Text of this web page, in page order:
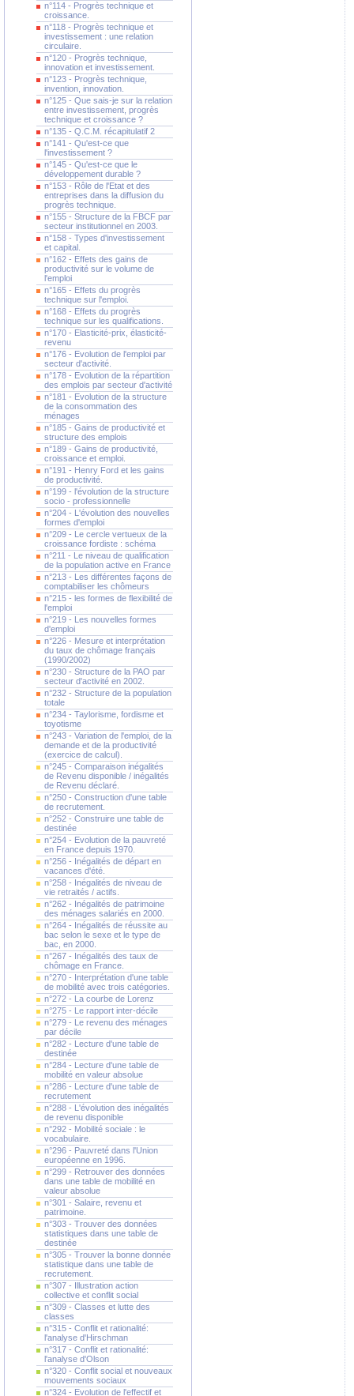
n°114 - Progrès technique et
croissance.
n°118 - Progrès technique et
investissement : une relation
circulaire.
n°120 - Progrès technique,
innovation et investissement.
n°123 - Progrès technique,
invention, innovation.
n°125 - Que sais-je sur la relation
entre investissement, progrès
technique et croissance ?
n°135 - Q.C.M. récapitulatif 2
n°141 - Qu'est-ce que
l'investissement ?
n°145 - Qu'est-ce que le
développement durable ?
n°153 - Rôle de l'Etat et des
entreprises dans la diffusion du
progrès technique.
n°155 - Structure de la FBCF par
secteur institutionnel en 2003.
n°158 - Types d'investissement
et capital.
n°162 - Effets des gains de
productivité sur le volume de
l'emploi
n°165 - Effets du progrès
technique sur l'emploi.
n°168 - Effets du progrès
technique sur les qualifications.
n°170 - Elasticité-prix, élasticité-
revenu
n°176 - Evolution de l'emploi par
secteur d'activité.
n°178 - Evolution de la répartition
des emplois par secteur d'activité
n°181 - Evolution de la structure
de la consommation des
ménages
n°185 - Gains de productivité et
structure des emplois
n°189 - Gains de productivité,
croissance et emploi.
n°191 - Henry Ford et les gains
de productivité.
n°199 - l'évolution de la structure
socio - professionnelle
n°204 - L'évolution des nouvelles
formes d'emploi
n°209 - Le cercle vertueux de la
croissance fordiste : schéma
n°211 - Le niveau de qualification
de la population active en France
n°213 - Les différentes façons de
comptabiliser les chômeurs
n°215 - les formes de flexibilité de
l'emploi
n°219 - Les nouvelles formes
d'emploi
n°226 - Mesure et interprétation
du taux de chômage français
(1990/2002)
n°230 - Structure de la PAO par
secteur d'activité en 2002.
n°232 - Structure de la population
totale
n°234 - Taylorisme, fordisme et
toyotisme
n°243 - Variation de l'emploi, de la
demande et de la productivité
(exercice de calcul).
n°245 - Comparaison inégalités
de Revenu disponible / inégalités
de Revenu déclaré.
n°250 - Construction d'une table
de recrutement.
n°252 - Construire une table de
destinée
n°254 - Evolution de la pauvreté
en France depuis 1970.
n°256 - Inégalités de départ en
vacances d'été.
n°258 - Inégalités de niveau de
vie retraités / actifs.
n°262 - Inégalités de patrimoine
des ménages salariés en 2000.
n°264 - Inégalités de réussite au
bac selon le sexe et le type de
bac, en 2000.
n°267 - Inégalités des taux de
chômage en France.
n°270 - Interprétation d'une table
de mobilité avec trois catégories.
n°272 - La courbe de Lorenz
n°275 - Le rapport inter-décile
n°279 - Le revenu des ménages
par décile
n°282 - Lecture d'une table de
destinée
n°284 - Lecture d'une table de
mobilité en valeur absolue
n°286 - Lecture d'une table de
recrutement
n°288 - L'évolution des inégalités
de revenu disponible
n°292 - Mobilité sociale : le
vocabulaire.
n°296 - Pauvreté dans l'Union
européenne en 1996.
n°299 - Retrouver des données
dans une table de mobilité en
valeur absolue
n°301 - Salaire, revenu et
patrimoine.
n°303 - Trouver des données
statistiques dans une table de
destinée
n°305 - Trouver la bonne donnée
statistique dans une table de
recrutement.
n°307 - Illustration action
collective et conflit social
n°309 - Classes et lutte des
classes
n°315 - Conflit et rationalité:
l'analyse d'Hirschman
n°317 - Conflit et rationalité:
l'analyse d'Olson
n°320 - Conflit social et nouveaux
mouvements sociaux
n°324 - Evolution de l'effectif et